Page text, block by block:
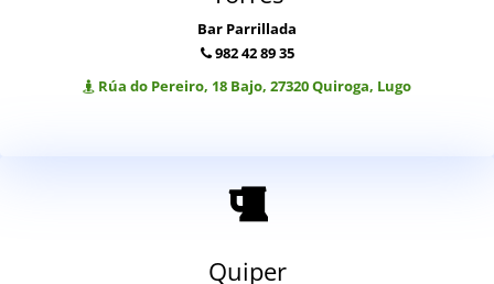
Bar Parrillada
982 42 89 35
Rúa do Pereiro, 18 Bajo, 27320 Quiroga, Lugo
Quiper